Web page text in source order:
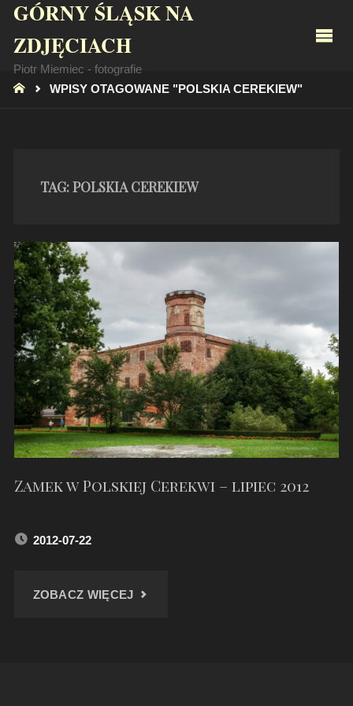
GÓRNY ŚLĄSK NA
ZDJĘCIACH
Piotr Miemiec - fotografie
STRONA
WPISY OTAGOWANE "POLSKIA CEREKIEW"
TAG:POLSKIA CEREKIEW
Zamek w Polskiej Cerekwi – lipiec 2012
2012-07-22
ZOBACZ WIĘCEJ"ZAMEK